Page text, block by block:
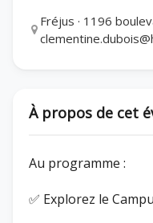
Fréjus · 1196
À propos de cet
Au programme :
✅ Explorez le